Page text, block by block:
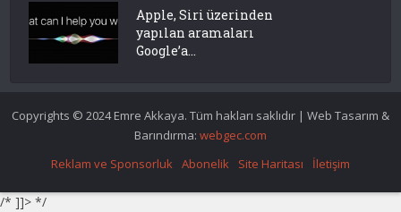
Apple, Siri üzerinden
yapılan aramaları
Google’a...
Copyrights © 2024 Emre Akkaya. Tüm hakları saklıdır | Web Tasarım &
Barındırma: webgec.com
Reklam ve Sponsorluk Abonelik Site Haritası İletişim
/* ]]> */